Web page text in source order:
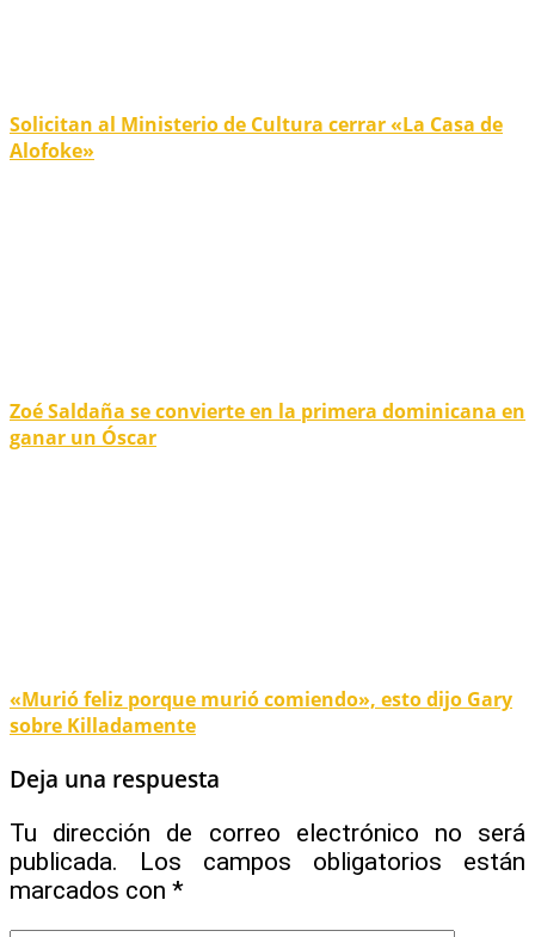
Solicitan al Ministerio de Cultura cerrar «La Casa de
Alofoke»
Zoé Saldaña se convierte en la primera dominicana en
ganar un Óscar
«Murió feliz porque murió comiendo», esto dijo Gary
sobre Killadamente
Deja una respuesta
Tu dirección de correo electrónico no será
publicada.
Los campos obligatorios están
marcados con *